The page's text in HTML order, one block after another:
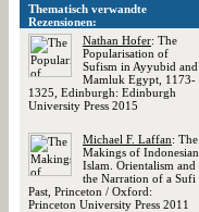
Thematisch verwandte
Rezensionen:
Nathan Hofer: The
Popularisation of
Sufism in Ayyubid and
Mamluk Egypt, 1173-
1325, Edinburgh: Edinburgh
University Press 2015
Michael F. Laffan: The
Makings of Indonesian
Islam. Orientalism and
the Narration of a Sufi
Past, Princeton / Oxford:
Princeton University Press 2011